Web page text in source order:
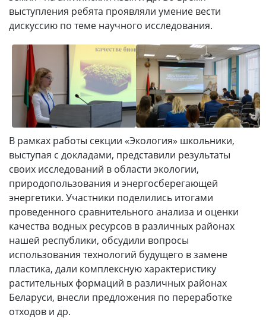
выступления ребята проявляли умение вести
дискуссию по теме научного исследования.
В рамках работы секции «Экология» школьники,
выступая с докладами, представили результаты
своих исследований в области экологии,
природопользования и энергосберегающей
энергетики. Участники поделились итогами
проведенного сравнительного анализа и оценки
качества водных ресурсов в различных районах
нашей республики, обсудили вопросы
использования технологий будущего в замене
пластика, дали комплексную характеристику
растительных формаций в различных районах
Беларуси, внесли предложения по переработке
отходов и др.